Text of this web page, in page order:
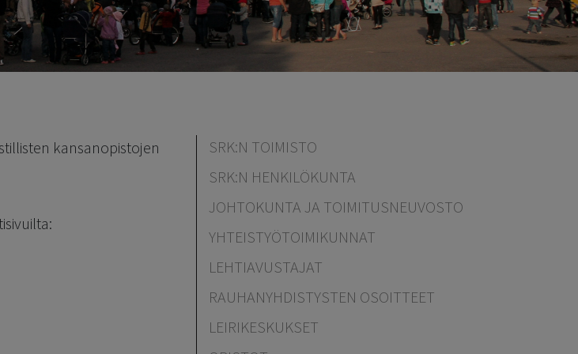
kansanopistojen
SRK:N TOIMISTO
SRK:N HENKILÖKUNTA
JOHTOKUNTA JA TOIMITUSNEUVOSTO
YHTEISTYÖTOIMIKUNNAT
LEHTIAVUSTAJAT
RAUHANYHDISTYSTEN OSOITTEET
LEIRIKESKUKSET